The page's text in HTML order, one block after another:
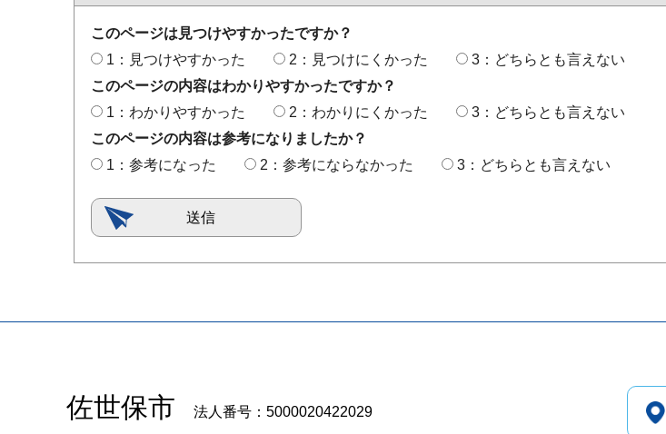
このページは見つけやすかったですか？
1：見つけやすかった
2：見つけにくかった
3：どちらとも言えない
このページの内容はわかりやすかったですか？
1：わかりやすかった
2：わかりにくかった
3：どちらとも言えない
このページの内容は参考になりましたか？
1：参考になった
2：参考にならなかった 3：どちらとも言えない
佐世保市 法人番号：5000020422029